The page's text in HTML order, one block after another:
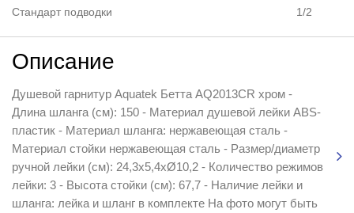
Стандарт подводки 1/2
Описание
Душевой гарнитур Aquatek Бетта AQ2013CR хром -
Длина шланга (см): 150 - Материал душевой лейки ABS-
пластик - Материал шланга: нержавеющая сталь -
Материал стойки нержавеющая сталь - Размер/диаметр
ручной лейки (см): 24,3х5,4хØ10,2 - Количество режимов
лейки: 3 - Высота стойки (см): 67,7 - Наличие лейки и
шланга: лейка и шланг в комплекте На фото могут быть